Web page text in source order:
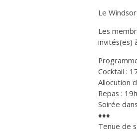
Le
Les
invités(es)
Cocktail :
Allocution
Repas :
Soirée
♦♦♦
Tenue de